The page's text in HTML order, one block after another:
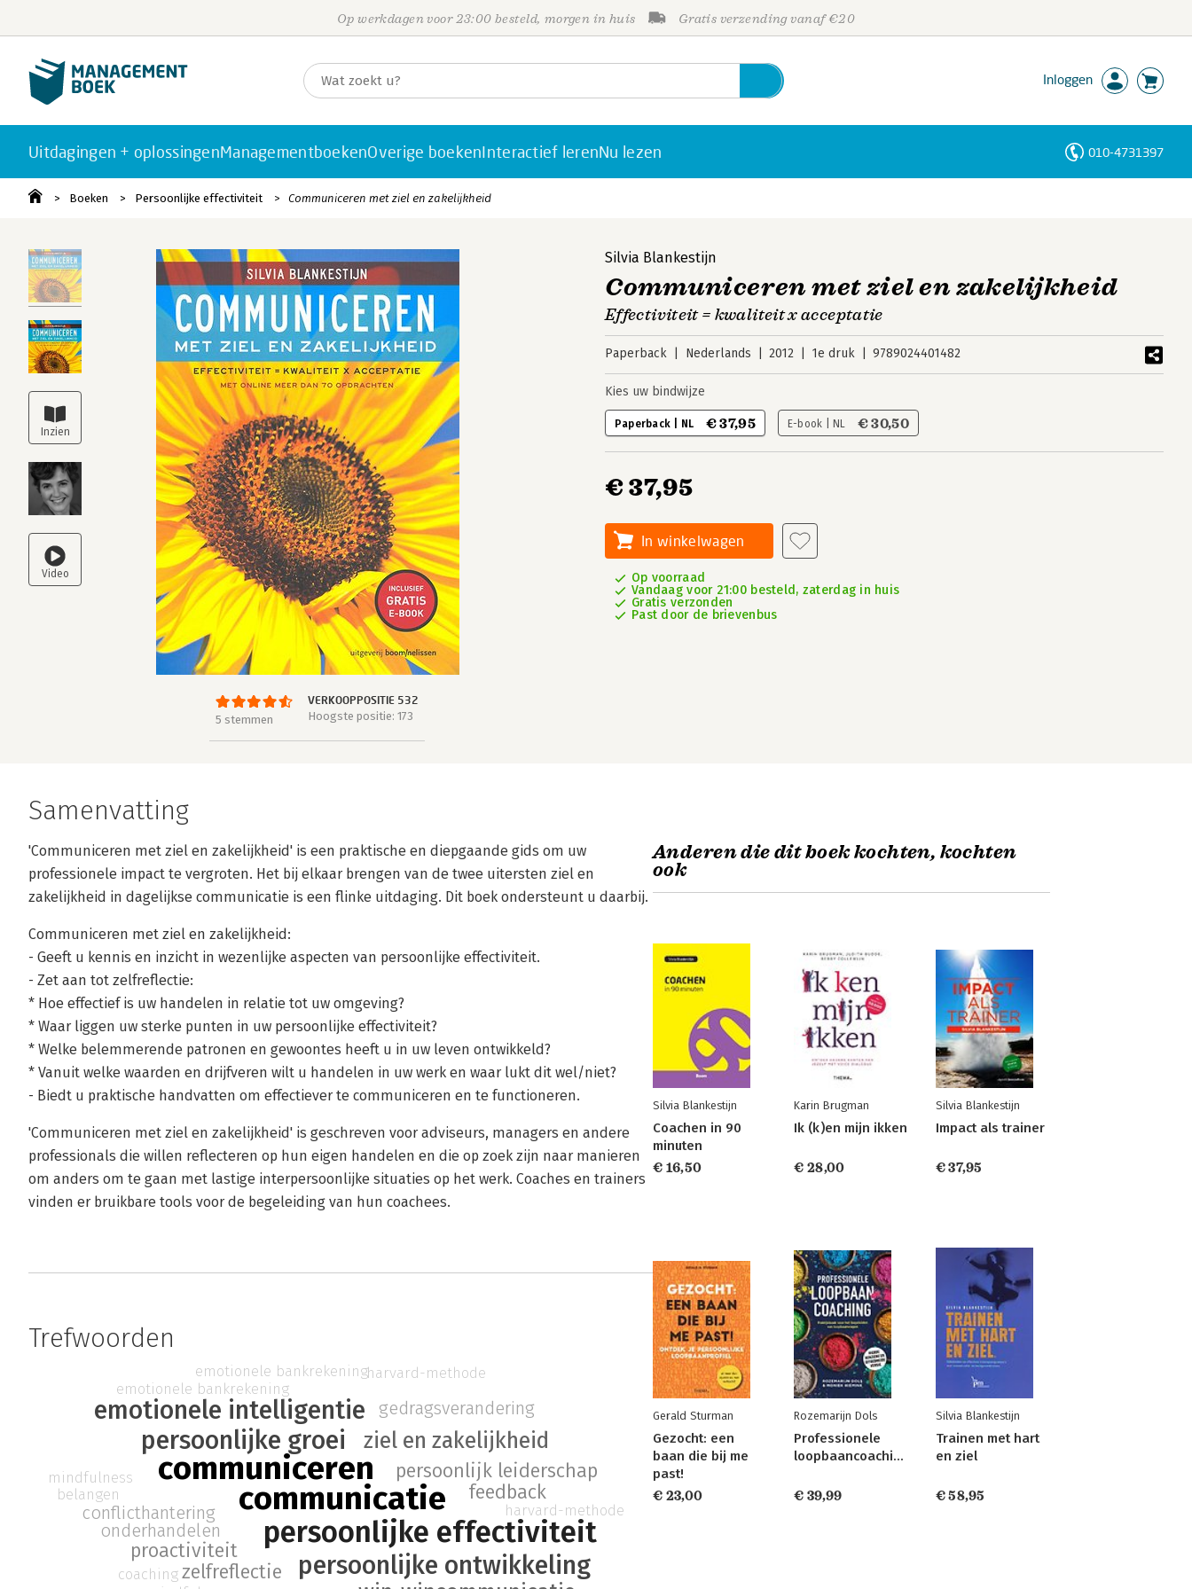
Op werkdagen voor 23:00 besteld, morgen in huis Gratis verzending vanaf €20
Inloggen
Uitdagingen + oplossingenManagementboekenOverige boekenInteractief lerenNu lezen 010-4731397
Boeken Persoonlijke effectiviteit Communiceren met ziel en zakelijkheid
5 stemmen
VERKOOPPOSITIE 532
Hoogste positie: 173
Silvia Blankestijn
Communiceren met ziel en zakelijkheid
Effectiviteit = kwaliteit x acceptatie
Paperback Nederlands 2012 1e druk 9789024401482
Kies uw bindwijze
Paperback | NL € 37,95 E-book | NL € 30,50
€ 37,95
In winkelwagen
Op voorraad
Vandaag voor 21:00 besteld, zaterdag in huis
Gratis verzonden
Past door de brievenbus
Samenvatting
'Communiceren met ziel en zakelijkheid' is een praktische en diepgaande gids om uw
professionele impact te vergroten. Het bij elkaar brengen van de twee uitersten ziel en
zakelijkheid in dagelijkse communicatie is een flinke uitdaging. Dit boek ondersteunt u daarbij.
Communiceren met ziel en zakelijkheid:
- Geeft u kennis en inzicht in wezenlijke aspecten van persoonlijke effectiviteit.
- Zet aan tot zelfreflectie:
* Hoe effectief is uw handelen in relatie tot uw omgeving?
* Waar liggen uw sterke punten in uw persoonlijke effectiviteit?
* Welke belemmerende patronen en gewoontes heeft u in uw leven ontwikkeld?
* Vanuit welke waarden en drijfveren wilt u handelen in uw werk en waar lukt dit wel/niet?
- Biedt u praktische handvatten om effectiever te communiceren en te functioneren.
'Communiceren met ziel en zakelijkheid' is geschreven voor adviseurs, managers en andere
professionals die willen reflecteren op hun eigen handelen en die op zoek zijn naar manieren
om anders om te gaan met lastige interpersoonlijke situaties op het werk. Coaches en trainers
vinden er bruikbare tools voor de begeleiding van hun coachees.
Trefwoorden
communicatie
communiceren
persoonlijke effectiviteit
persoonlijke groei
persoonlijke ontwikkeling
emotionele intelligentie
ziel en zakelijkheid
persoonlijk leiderschap
zelfreflectie
proactiviteit
feedback
onderhandelen
conflicthantering
gedragsverandering
emotionele bankrekening
harvard-methode
coaching
belangen
emotionele bankrekeningharvard-methode
mindfulness
Anderen die dit boek kochten, kochten
ook
Silvia Blankestijn
Coachen in 90
minuten
€ 16,50
Karin Brugman
Ik (k)en mijn ikken
€ 28,00
Silvia Blankestijn
Impact als trainer
€ 37,95
Gerald Sturman
Gezocht: een
baan die bij me
past!
€ 23,00
Rozemarijn Dols
Professionele
loopbaancoaching
€ 39,99
Silvia Blankestijn
Trainen met hart
en ziel
€ 58,95
Personen